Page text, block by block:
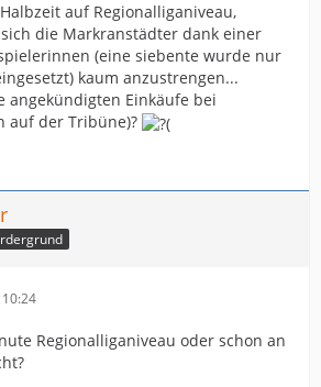
auf Regionalliganiveau,
die Markranstädter dank einer
(eine siebente wurde nur
kaum anzustrengen...
angekündigten Einkäufe bei
auf der Tribüne)?
Regionalliganiveau oder schon an